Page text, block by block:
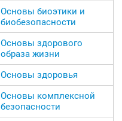
Основы биоэтики и
биобезопасности
Основы здорового
образа жизни
Основы здоровья
Основы комплексной
безопасности